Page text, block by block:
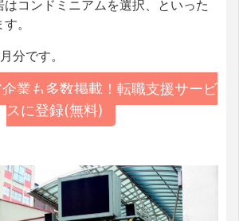
コンドミニアムを選択、といった
。
分です。
業も多数掲載！転職支援サービ
スに登録(無料)